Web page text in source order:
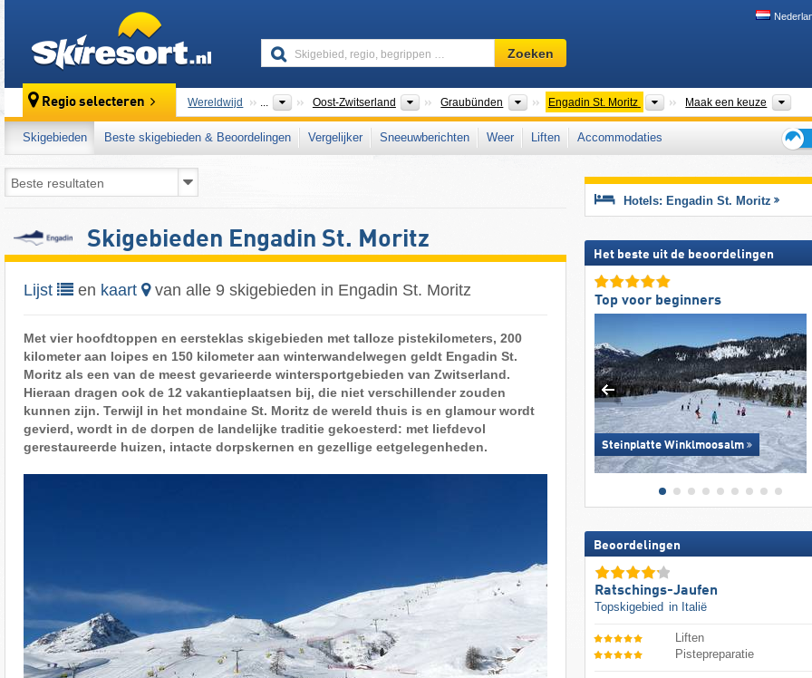
Skigebied,
regio,
…
Zoeken
Regio selecteren Wereldwijd ... Oost-Zwitserland Macroregio's
Graubünden Kantons
Engadin St. Moritz Toeristische regio's
Maak een keuze
Skigebieden Beste skigebieden & Beoordelingen Vergelijker Sneeuwberichten Weer Liften
Accommodaties
voor
Skigebieden Engadin St. Moritz
Lijst en kaart van alle 9 skigebieden in Engadin St. Moritz
Met vier hoofdtoppen en eersteklas skigebieden met talloze pistekilometers, 200
kilometer aan loipes en 150 kilometer aan winterwandelwegen geldt Engadin St.
Moritz als een van de meest gevarieerde wintersportgebieden van Zwitserland.
Hieraan dragen ook de 12 vakantieplaatsen bij, die niet verschillender zouden
kunnen zijn. Terwijl in het mondaine St. Moritz de wereld thuis is en glamour wordt
gevierd, wordt in de dorpen de landelijke traditie gekoesterd: met liefdevol
gerestaureerde huizen, intacte dorpskernen en gezellige eetgelegenheden.
Hotels: Engadin St. Moritz
Het beste uit de beoordelingen
Top voor beginners
Steinplatte Winklmoosalm
Beoordelingen
Ratschings-Jaufen
Topskigebied in Italië
Liften
Pistepreparatie